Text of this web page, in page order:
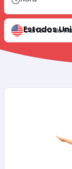
Carteira de
Estados